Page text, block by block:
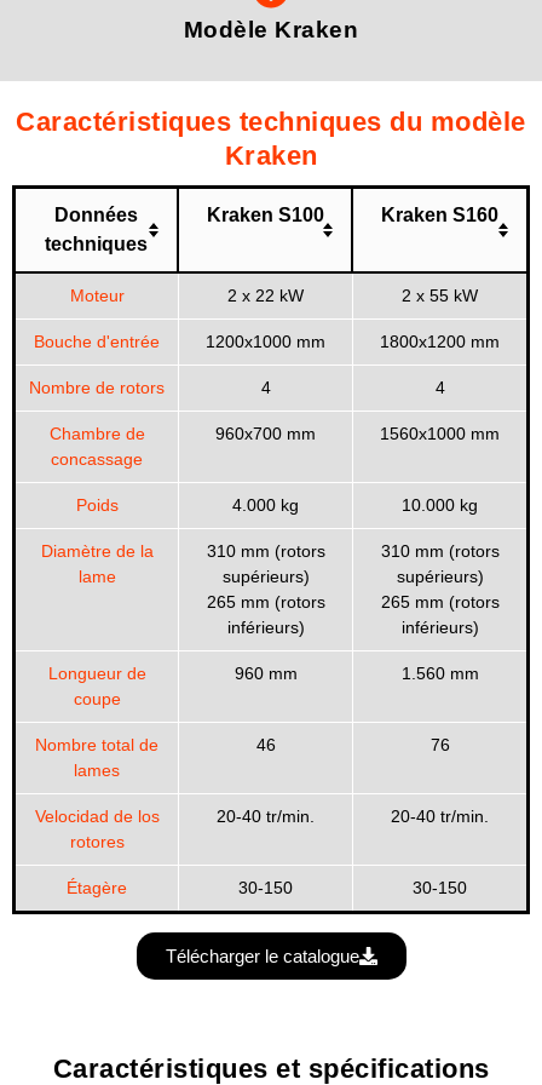
Modèle Kraken
Caractéristiques techniques du modèle
Kraken
Données
techniques
Kraken S100 Kraken S160
Moteur 2 x 22 kW 2 x 55 kW
Bouche d'entrée 1200x1000 mm 1800x1200 mm
Nombre de rotors 4 4
Chambre de
concassage
960x700 mm 1560x1000 mm
Poids 4.000 kg 10.000 kg
Diamètre de la
lame
310 mm (rotors
supérieurs)
265 mm (rotors
inférieurs)
310 mm (rotors
supérieurs)
265 mm (rotors
inférieurs)
Longueur de
coupe
960 mm 1.560 mm
Nombre total de
lames
46 76
Velocidad de los
rotores
20-40 tr/min. 20-40 tr/min.
Étagère 30-150 30-150
Télécharger le catalogue
Caractéristiques et spécifications